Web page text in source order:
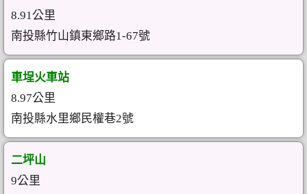
8.91公里
南投縣竹山鎮東鄉路1-67號
車埕火車站
8.97公里
南投縣水里鄉民權巷2號
二坪山
9公里